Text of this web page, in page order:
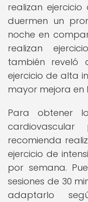
realizan
duermen un
noche en
realizan
también reveló
ejercicio de alta
mayor mejora en
Para obtener
recomienda
ejercicio de
por semana.
sesiones de 30
adaptarlo